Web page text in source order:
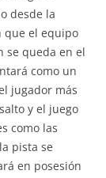
desde la
que el equipo
se queda en el
como un
jugador más
y el juego
como las
pista se
en posesión